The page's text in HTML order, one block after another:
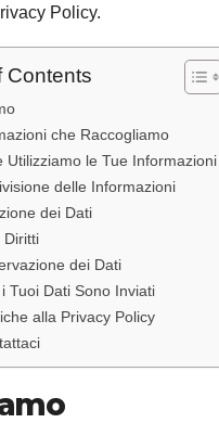
Policy.
Contents
che Raccogliamo
Utilizziamo le Tue Informazioni
delle Informazioni
dei Dati
Diritti
dei Dati
Tuoi Dati Sono Inviati
alla Privacy Policy